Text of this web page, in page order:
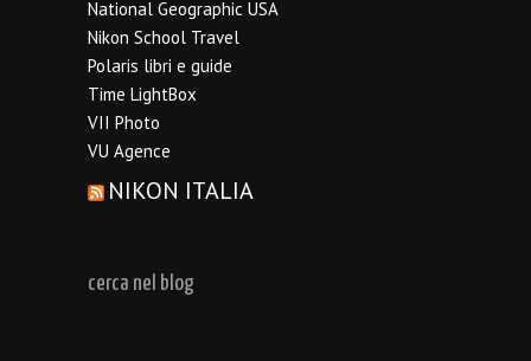
National Geographic USA
Nikon School Travel
Polaris libri e guide
Time LightBox
VII Photo
VU Agence
NIKON ITALIA
cerca nel blog